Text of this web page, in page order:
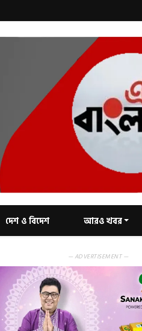
দেশ ও বিদেশ আরও খবর
— ADVERTISEMENT —